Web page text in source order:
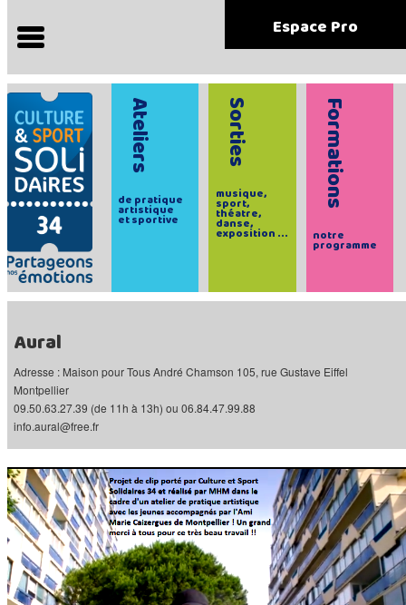
Espace Pro
Ateliers
de pratique
artistique
et sportive
Sorties
musique,
sport,
théatre,
danse,
exposition ...
Formations
notre
programme
Aural
Adresse : Maison pour Tous André Chamson 105, rue Gustave Eiffel
Montpellier
09.50.63.27.39 (de 11h à 13h) ou 06.84.47.99.88
info.aural@free.fr